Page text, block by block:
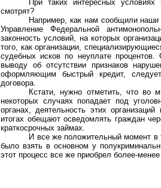
При таких интересных
смотрят?
Например, как нам сообщили
Управление Федеральной
законность условий, на которых
того, как организации,
судебных исков по неуплате
выводу об отсутствии признаков
оформляющим быстрый кредит,
договора.
Кстати, нужно отметить, что во
некоторых случаях попадает под
органах, деятельность этих
итогах обещают осведомлять граждан
краткосрочных займах.
И все же положительный момент в
было взять в основном у
этот процесс все же приобрел более-